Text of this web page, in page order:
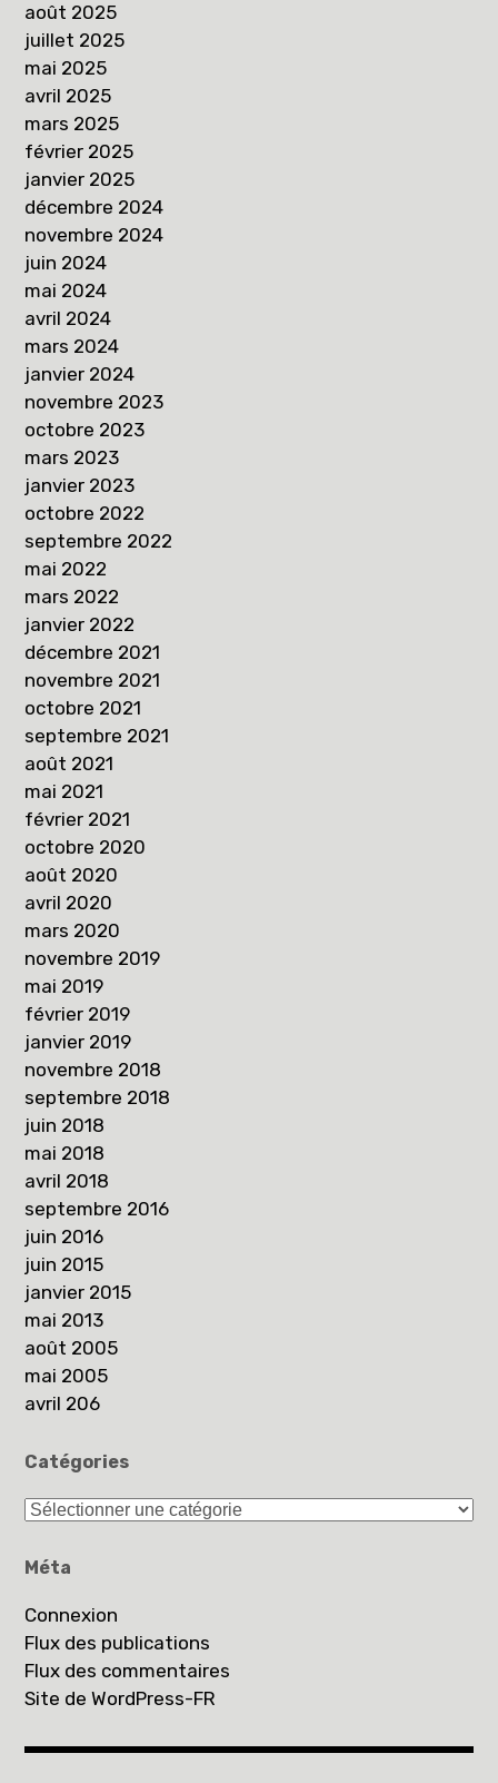
août 2025
juillet 2025
mai 2025
avril 2025
mars 2025
février 2025
janvier 2025
décembre 2024
novembre 2024
juin 2024
mai 2024
avril 2024
mars 2024
janvier 2024
novembre 2023
octobre 2023
mars 2023
janvier 2023
octobre 2022
septembre 2022
mai 2022
mars 2022
janvier 2022
décembre 2021
novembre 2021
octobre 2021
septembre 2021
août 2021
mai 2021
février 2021
octobre 2020
août 2020
avril 2020
mars 2020
novembre 2019
mai 2019
février 2019
janvier 2019
novembre 2018
septembre 2018
juin 2018
mai 2018
avril 2018
septembre 2016
juin 2016
juin 2015
janvier 2015
mai 2013
août 2005
mai 2005
avril 206
Catégories
Catégories
Méta
Connexion
Flux des publications
Flux des commentaires
Site de WordPress-FR